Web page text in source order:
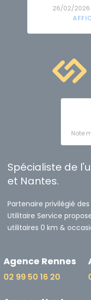
26/02/2026
Note
Spécialiste de
et Nantes.
Partenaire privilégié
Utilitaire Service
utilitaires 0 km &
Agence Rennes
02 99 50 16 20